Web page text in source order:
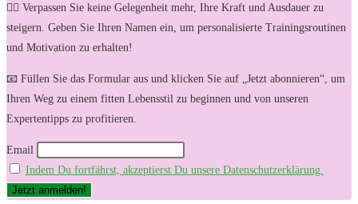
🏋️‍♀️ Verpassen Sie keine Gelegenheit mehr, Ihre Kraft und Ausdauer zu
steigern. Geben Sie Ihren Namen ein, um personalisierte Trainingsroutinen
und Motivation zu erhalten!
📧 Füllen Sie das Formular aus und klicken Sie auf „Jetzt abonnieren“, um
Ihren Weg zu einem fitten Lebensstil zu beginnen und von unseren
Expertentipps zu profitieren.
Email
Indem Du fortfährst, akzeptierst Du unsere Datenschutzerklärung.